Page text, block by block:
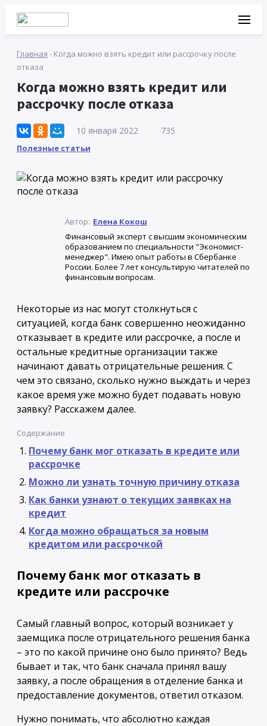
Главная - Когда можно взять кредит или рассрочку после
отказа
Когда можно взять кредит или
рассрочку после отказа
10 января 2022 735
Полезные статьи
Автор: Елена Кокош
Финансовый эксперт с высшим экономическим
образованием по специальности "Экономист-
менеджер". Имею опыт работы в Сбербанке
России. Более 7 лет консультирую читателей по
финансовым вопросам.
Некоторые из нас могут столкнуться с
ситуацией, когда банк совершенно неожиданно
отказывает в кредите или рассрочке, а после и
остальные кредитные организации также
начинают давать отрицательные решения. С
чем это связано, сколько нужно выждать и через
какое время уже можно будет подавать новую
заявку? Расскажем далее.
Содержание
Почему банк мог отказать в кредите или
рассрочке
Можно ли узнать точную причину отказа
Как банки узнают о текущих заявках на
кредит
Когда можно обращаться за новым
кредитом или рассрочкой
Почему банк мог отказать в
кредите или рассрочке
Самый главный вопрос, который возникает у
заемщика после отрицательного решения банка
– это по какой причине оно было принято? Ведь
бывает и так, что банк сначала принял вашу
заявку, а после обращения в отделение банка и
предоставление документов, ответил отказом.
Нужно понимать, что абсолютно каждая